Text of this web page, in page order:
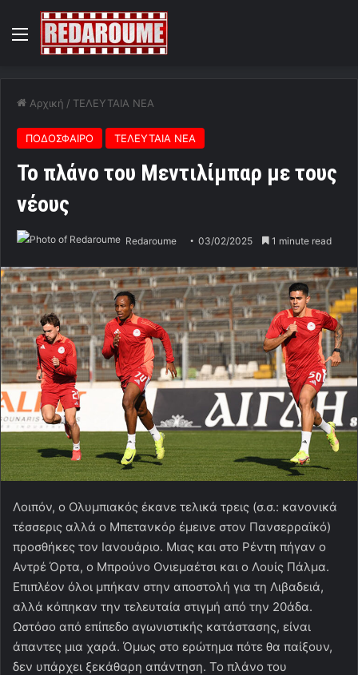
Menu
Αρχική / ΤΕΛΕΥΤΑΙΑ ΝΕΑ
ΠΟΔΟΣΦΑΙΡΟ ΤΕΛΕΥΤΑΙΑ ΝΕΑ
Το πλάνο του Μεντιλίμπαρ με τους
νέους
Redaroume 03/02/2025 1 minute read
Λοιπόν, ο Ολυμπιακός έκανε τελικά τρεις (σ.σ.: κανονικά
τέσσερις αλλά ο Μπετανκόρ έμεινε στον Πανσερραϊκό)
προσθήκες τον Ιανουάριο. Μιας και στο Ρέντη πήγαν ο
Αντρέ Όρτα, ο Μπρούνο Ονιεμαέτσι και ο Λουίς Πάλμα.
Επιπλέον όλοι μπήκαν στην αποστολή για τη Λιβαδειά,
αλλά κόπηκαν την τελευταία στιγμή από την 20άδα.
Ωστόσο από επίπεδο αγωνιστικής κατάστασης, είναι
άπαντες μια χαρά. Όμως στο ερώτημα πότε θα παίξουν,
δεν υπάρχει ξεκάθαρη απάντηση. Το πλάνο του